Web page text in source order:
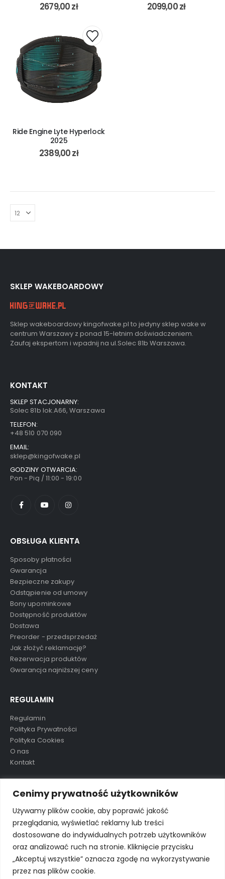
Cenimy prywatność użytkowników
Używamy plików cookie, aby poprawić jakość
przeglądania, wyświetlać reklamy lub treści
dostosowane do indywidualnych potrzeb użytkowników
oraz analizować ruch na stronie. Kliknięcie przycisku
„Akceptuj wszystkie” oznacza zgodę na wykorzystywanie
przez nas plików cookie.
2679,00zł 2099,00zł
Ride Engine Lyte Hyperlock
2025
2389,00zł
SKLEP WAKEBOARDOWY
Sklep wakeboardowy kingofwake.pl to jedyny sklep wake w
centrum Warszawy z ponad 15-letnim doświadczeniem.
Zaufaj ekspertom i wpadnij na ul.Solec 81b Warszawa.
KONTAKT
SKLEP STACJONARNY:
Solec 81b lok.A66, Warszawa
TELEFON:
+48 510 070 090
EMAIL:
sklep@kingofwake.pl
GODZINY OTWARCIA:
Pon - Pią / 11:00 - 19:00
OBSŁUGA KLIENTA
Sposoby płatności
Gwarancja
Bezpieczne zakupy
Odstąpienie od umowy
Bony upominkowe
Dostępność produktów
Dostawa
Preorder - przedsprzedaż
Jak złożyć reklamację?
Rezerwacja produktów
Gwarancja najniższej ceny
REGULAMIN
Regulamin
Polityka Prywatności
Polityka Cookies
O nas
Kontakt
TAGI
aluula mikolaj nowość ostatnie sztuki preorder
wyprzedane wyprzedaż